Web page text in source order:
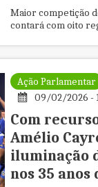
Maior competição
contará com oito
estado
Ação Parlamentar
09/02/2026 -
Com
Amélio
iluminação
nos 35